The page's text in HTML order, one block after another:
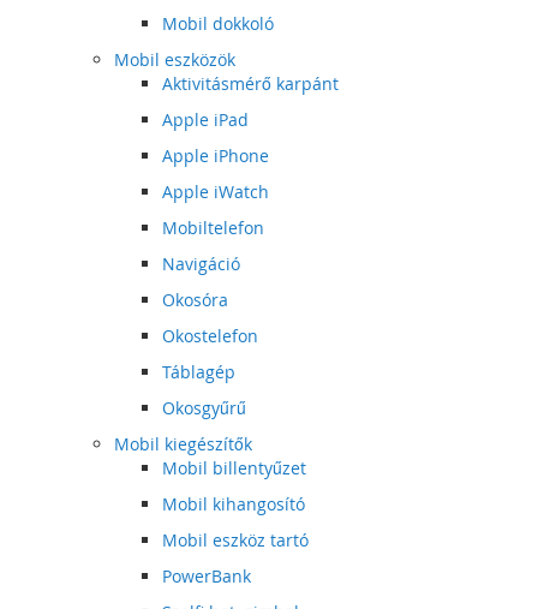
Mobil dokkoló
Mobil eszközök
Aktivitásmérő karpánt
Apple iPad
Apple iPhone
Apple iWatch
Mobiltelefon
Navigáció
Okosóra
Okostelefon
Táblagép
Okosgyűrű
Mobil kiegészítők
Mobil billentyűzet
Mobil kihangosító
Mobil eszköz tartó
PowerBank